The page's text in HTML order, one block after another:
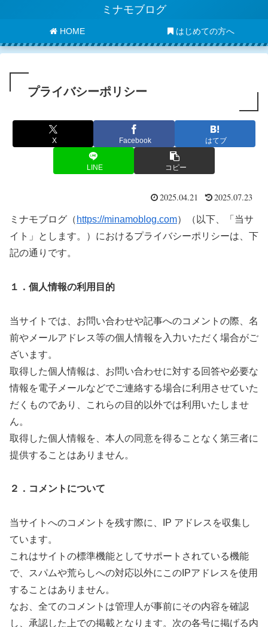
ミナモブログ
HOME はじめての方へ
プライバシーポリシー
X Facebook はてブ
LINE コピー
2025.04.21 2025.07.23
ミナモブログ（ https://minamoblog.com）（以下、「当サ
イト」とします。）におけるプライバシーポリシーは、下
記の通りです。
１．個人情報の利用目的
当サイトでは、お問い合わせや記事へのコメントの際、名
前やメールアドレス等の個人情報を入力いただく場合がご
ざいます。
取得した個人情報は、お問い合わせに対する回答や必要な
情報を電子メールなどでご連絡する場合に利用させていた
だくものであり、これらの目的以外では利用いたしませ
ん。
取得した個人情報を、本人の同意を得ることなく第三者に
提供することはありません。
２．コメントについて
当サイトへのコメントを残す際に、IP アドレスを収集し
ています。
これはサイトの標準機能としてサポートされている機能
で、スパムや荒らしへの対応以外にこのIPアドレスを使用
することはありません。
なお、全てのコメントは管理人が事前にその内容を確認
し、承認した上での掲載となります。次の各号に掲げる内